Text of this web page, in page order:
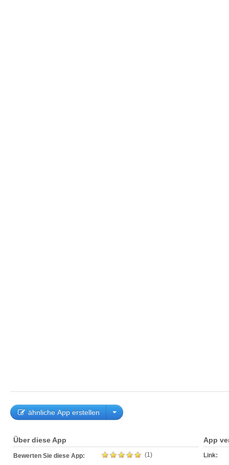
ähnliche App erstellen
Über diese App
Bewerten Sie diese App: (1)
App
Link: